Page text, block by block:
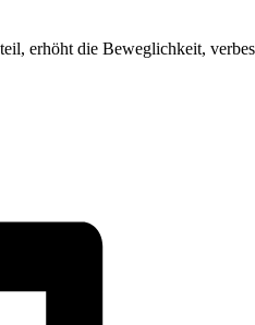
erhöht die Beweglichkeit,